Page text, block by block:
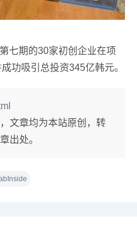
七期的30家初创企业在项
功吸引总投资345亿韩元。
文章均为本站原创，转
出处。